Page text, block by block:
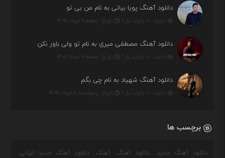
دانلود آهنگ پویا بیاتی به نام من بی تو
بازدید : ۰ بازدید بار / تاریخ : جمعه ۹ مرداد ۱۴۰۵
دانلود آهنگ مصطفی میری به نام تو ولی باور نکن
بازدید : ۰ بازدید بار / تاریخ : جمعه ۹ مرداد ۱۴۰۵
دانلود آهنگ شهیاد به نام چی بگم
بازدید : ۰ بازدید بار / تاریخ : پنج‌شنبه ۸ مرداد ۱۴۰۵
برچسب ها
دانلود آهنگ جدید دانلود آهنگ آهنگ
دانلود آهنگ جدید ایرانی